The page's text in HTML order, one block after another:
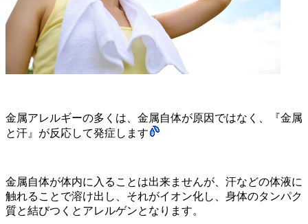
金属アレルギーの多くは、金属自体が原因ではなく、『金属
と汗』が反応して発症します
金属自体が体内に入ることは出来ませんが、汗などの体液に
触れることで溶け出し、それがイオン化し、身体のタンパク
質と結びつくとアレルゲンとなります。